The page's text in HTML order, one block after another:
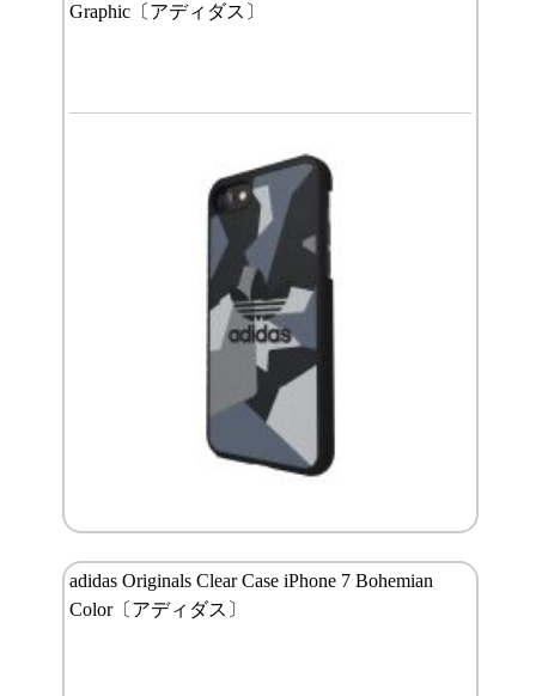
Graphic〔アディダス〕
adidas Originals Clear Case iPhone 7 Bohemian
Color〔アディダス〕